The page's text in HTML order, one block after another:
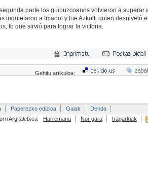
parte los guipuzcoanos volvieron a superar
inquietaron a Imanol y fue Azkoiti quien desniveló
lo que sirvió para lograr la victoria.
Gehitu artikuloa:
Paperezko edizioa Gaiak
Denda
Argitaletxea
Harremana Nor gara Iragarkiak